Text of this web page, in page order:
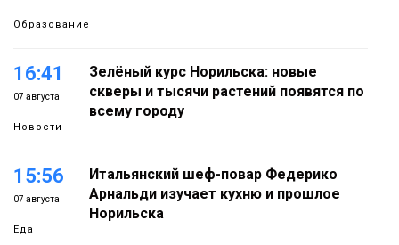
Образование
16:41
07 августа
Новости
Зелёный курс Норильска: новые
скверы и тысячи растений появятся по
всему городу
15:56
07 августа
Еда
Итальянский шеф-повар Федерико
Арнальди изучает кухню и прошлое
Норильска